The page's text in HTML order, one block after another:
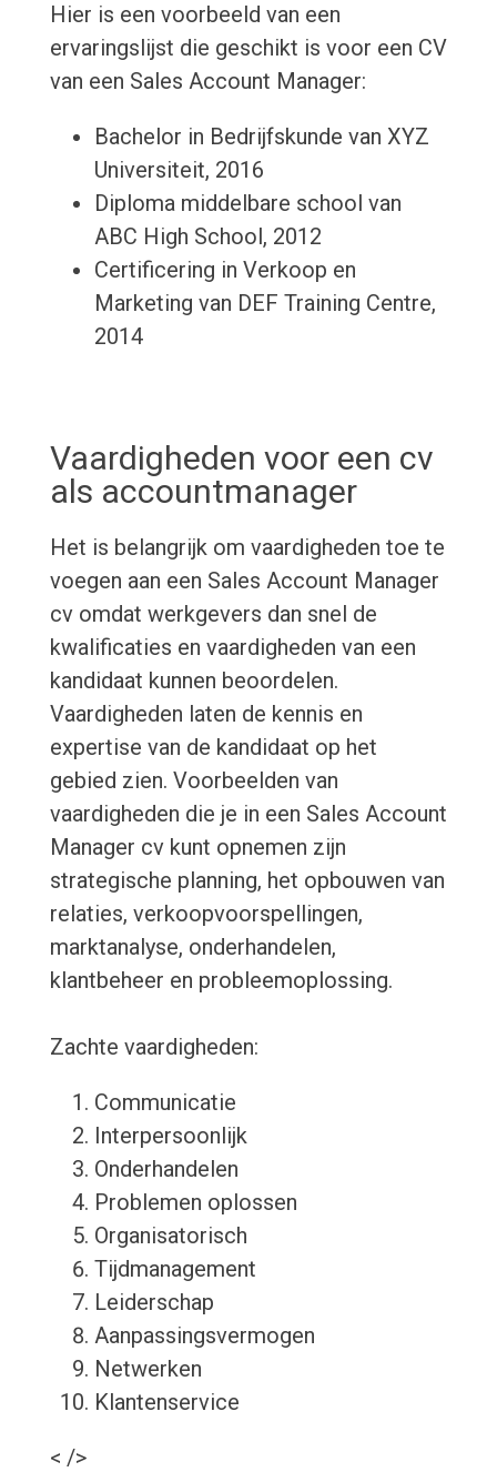
Hier is een voorbeeld van een
ervaringslijst die geschikt is voor een CV
van een Sales Account Manager:
Bachelor in Bedrijfskunde van XYZ
Universiteit, 2016
Diploma middelbare school van
ABC High School, 2012
Certificering in Verkoop en
Marketing van DEF Training Centre,
2014
Vaardigheden voor een cv
als accountmanager
Het is belangrijk om vaardigheden toe te
voegen aan een Sales Account Manager
cv omdat werkgevers dan snel de
kwalificaties en vaardigheden van een
kandidaat kunnen beoordelen.
Vaardigheden laten de kennis en
expertise van de kandidaat op het
gebied zien. Voorbeelden van
vaardigheden die je in een Sales Account
Manager cv kunt opnemen zijn
strategische planning, het opbouwen van
relaties, verkoopvoorspellingen,
marktanalyse, onderhandelen,
klantbeheer en probleemoplossing.
Zachte vaardigheden:
Communicatie
Interpersoonlijk
Onderhandelen
Problemen oplossen
Organisatorisch
Tijdmanagement
Leiderschap
Aanpassingsvermogen
Netwerken
Klantenservice
< />